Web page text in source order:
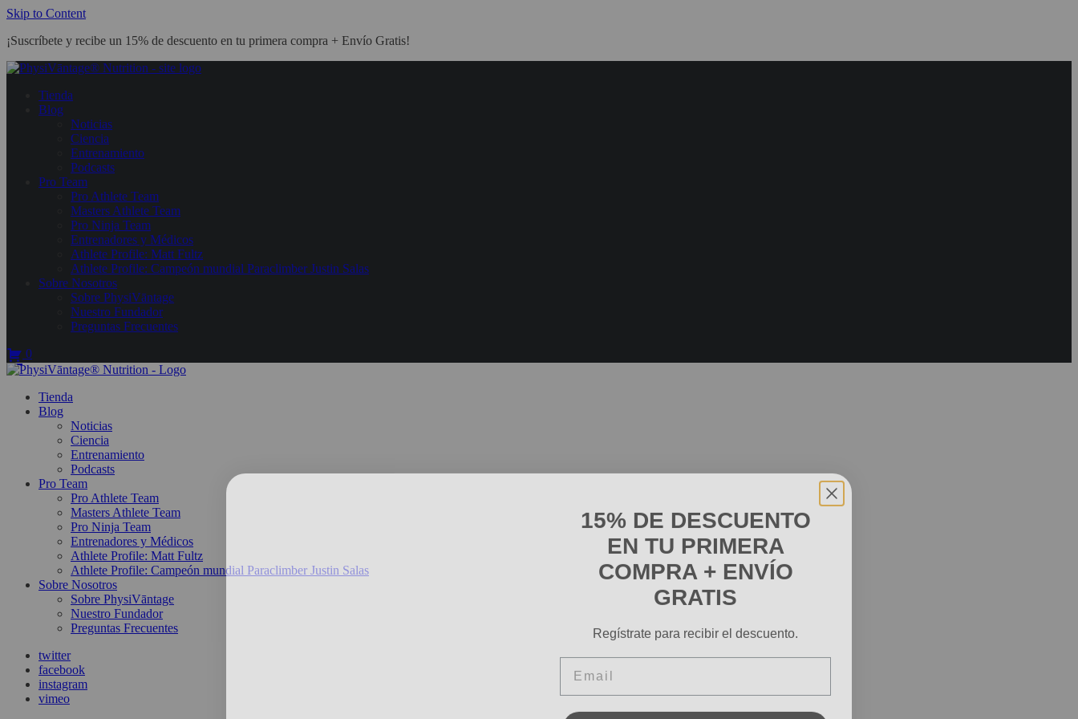
Skip to Content
¡Suscríbete y recibe un 15% de descuento en tu primera compra + Envío Gratis!
Tienda
Blog
Noticias
Ciencia
Entrenamiento
Podcasts
Pro Team
Pro Athlete Team
Masters Athlete Team
Pro Ninja Team
Entrenadores y Médicos
Athlete Profile: Matt Fultz
Athlete Profile: Campeón mundial Paraclimber Justin Salas
Sobre Nosotros
Sobre PhysiVāntage
Nuestro Fundador
Preguntas Frecuentes
0
Tienda
Blog
Noticias
Ciencia
Entrenamiento
Podcasts
Pro Team
Pro Athlete Team
Masters Athlete Team
Pro Ninja Team
Entrenadores y Médicos
Athlete Profile: Matt Fultz
Athlete Profile: Campeón mundial Paraclimber Justin Salas
Sobre Nosotros
Sobre PhysiVāntage
Nuestro Fundador
Preguntas Frecuentes
twitter
facebook
instagram
vimeo
15% DE DESCUENTO
EN TU PRIMERA
COMPRA + ENVÍO
GRATIS